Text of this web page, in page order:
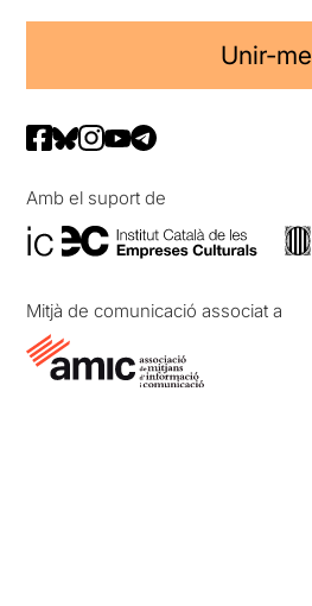
Unir-me
Amb el suport de
Mitjà de comunicació associat a